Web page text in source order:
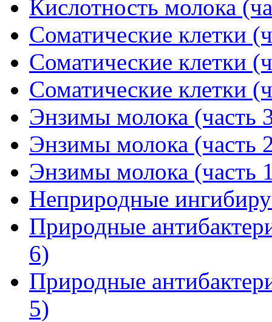
Кислотность молока
Соматические клетки
Соматические клетки
Соматические клетки
Энзимы молока (часть
Энзимы молока (часть
Энзимы молока (часть
Неприродные
Природные
6)
Природные
5)